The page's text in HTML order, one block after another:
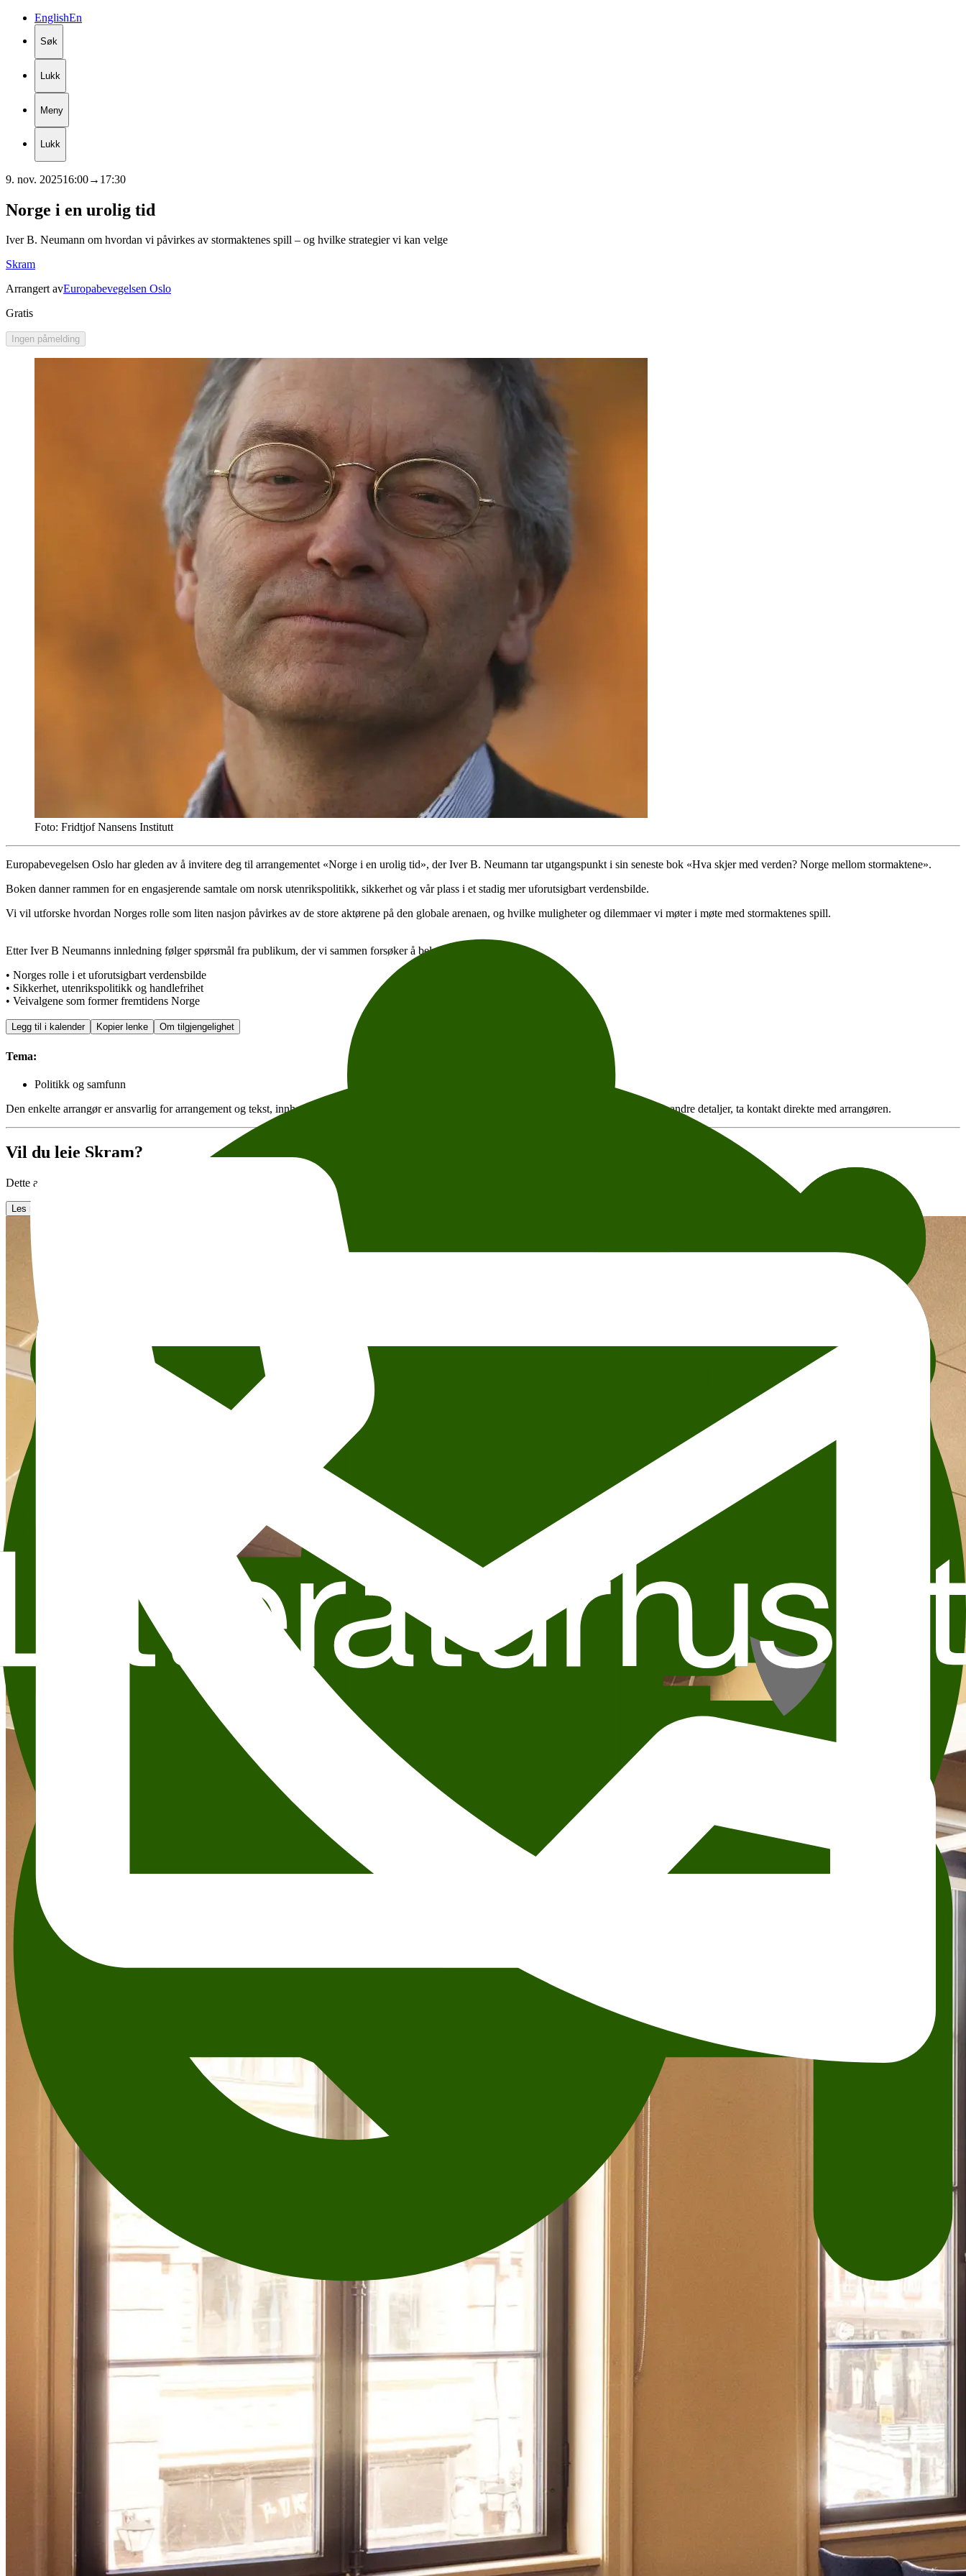
EnglishEn
Søk
Lukk
Meny
Lukk
9. nov. 202516:00→ 17:30
Norge i en urolig tid
Iver B. Neumann om hvordan vi påvirkes av stormaktenes spill – og hvilke strategier vi kan velge
Skram
Arrangert avEuropabevegelsen Oslo
Gratis
Ingen påmelding
Foto: Fridtjof Nansens Institutt
Europabevegelsen Oslo har gleden av å invitere deg til arrangementet «Norge i en urolig tid», der Iver B. Neumann tar utgangspunkt i sin seneste bok «Hva skjer med verden? Norge mellom stormaktene».
Boken danner rammen for en engasjerende samtale om norsk utenrikspolitikk, sikkerhet og vår plass i et stadig mer uforutsigbart verdensbilde.
Vi vil utforske hvordan Norges rolle som liten nasjon påvirkes av de store aktørene på den globale arenaen, og hvilke muligheter og dilemmaer vi møter i møte med stormaktenes spill.
Etter Iver B Neumanns innledning følger spørsmål fra publikum, der vi sammen forsøker å belyse temaer som:
• Norges rolle i et uforutsigbart verdensbilde
• Sikkerhet, utenrikspolitikk og handlefrihet
• Veivalgene som former fremtidens Norge
Legg til i kalender Kopier lenke Om tilgjengelighet
Tema:
Politikk og samfunn
Den enkelte arrangør er ansvarlig for arrangement og tekst, innhenting av fototillatelse og fotokreditering. For spørsmål om innhold, deltakere eller andre detaljer, ta kontakt direkte med arrangøren.
Vil du leie Skram?
Dette arrangementet finner sted i Skram. Skram is the second largest room at the House of Literature, located on the second floor.
Les mer om utleie